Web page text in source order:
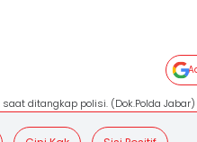
ditangkap polisi. (Dok.Polda Jabar)